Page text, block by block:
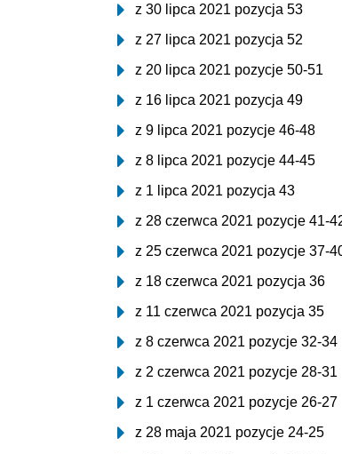
z 30 lipca 2021 pozycja 53
z 27 lipca 2021 pozycja 52
z 20 lipca 2021 pozycje 50-51
z 16 lipca 2021 pozycja 49
z 9 lipca 2021 pozycje 46-48
z 8 lipca 2021 pozycje 44-45
z 1 lipca 2021 pozycja 43
z 28 czerwca 2021 pozycje 41-
z 25 czerwca 2021 pozycje 37-
z 18 czerwca 2021 pozycja 36
z 11 czerwca 2021 pozycja 35
z 8 czerwca 2021 pozycje 32-34
z 2 czerwca 2021 pozycje 28-31
z 1 czerwca 2021 pozycje 26-27
z 28 maja 2021 pozycje 24-25